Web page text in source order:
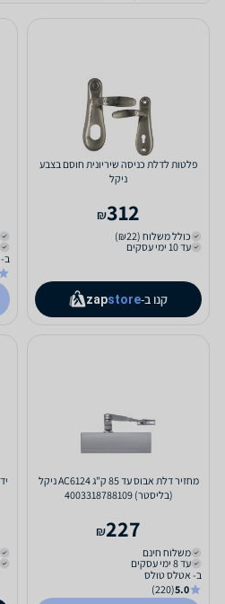
פלטות לדלת כניסה שיריונית חוסם בצבע
ניקל
312
₪
כולל משלוח (₪22)
עד 10 ימי עסקים
קנו ב- zapstore
ב- eBath
מחזיר דלת אבוס עד 85 ק"ג AC6124 ניקל
(בליסטר) 4003318788109
227
₪
משלוח חינם
עד 8 ימי עסקים
ב- אטלס טולס
5.0
(220)